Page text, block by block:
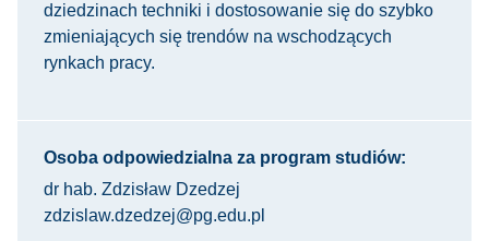
dziedzinach techniki i dostosowanie się do szybko
zmieniających się trendów na wschodzących
rynkach pracy.
Osoba odpowiedzialna za program studiów:
dr hab. Zdzisław Dzedzej
zdzislaw.dzedzej@pg.edu.pl